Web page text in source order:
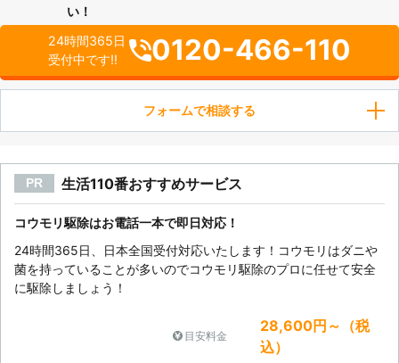
い！
24時間365日
受付中です!!
0120-466-110
フォームで相談する
PR 生活110番おすすめサービス
コウモリ駆除はお電話一本で即日対応！
24時間365日、日本全国受付対応いたします！コウモリはダニや
菌を持っていることが多いのでコウモリ駆除のプロに任せて安全
に駆除しましょう！
目安料金
28,600円～（税
込）